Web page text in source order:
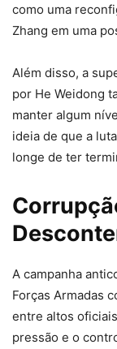
como uma
Zhang em uma
Além disso, a
por He Weidong
manter algum
ideia de que a
longe de ter
A campanha
Forças Armadas
entre altos
pressão e o